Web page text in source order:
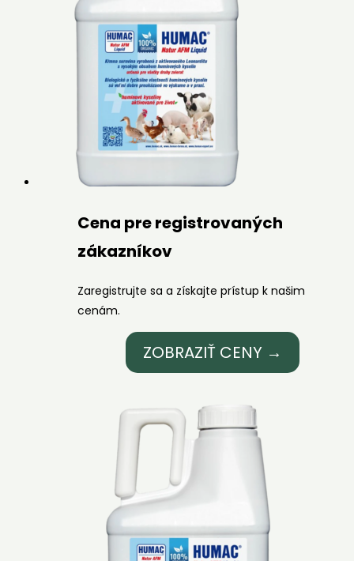
Cena pre registrovaných
zákazníkov
Zaregistrujte sa a získajte prístup k našim
cenám.
ZOBRAZIŤ CENY →